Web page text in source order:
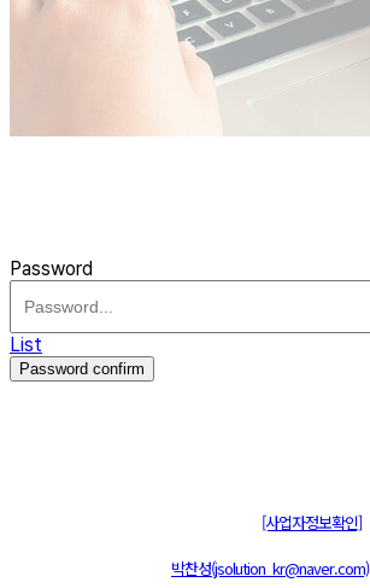
Password
List
Password confirm
[사업자정보확인]
박찬성(jsolution_kr@naver.com)